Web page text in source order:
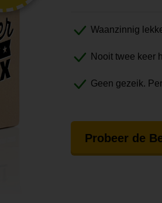
Waanzinnig
Nooit twee keer
Geen gezeik.
Probeer de